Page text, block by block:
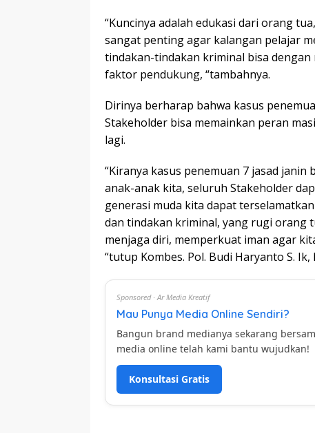
“Kuncinya adalah edukasi dari orang
sangat penting agar kalangan pelajar
tindakan-tindakan kriminal bisa
faktor pendukung, “tambahnya.
Dirinya berharap bahwa kasus
Stakeholder bisa memainkan peran
lagi.
“Kiranya kasus penemuan 7 jasad
anak-anak kita, seluruh Stakeholder
generasi muda kita dapat
dan tindakan kriminal, yang rugi orang
menjaga diri, memperkuat iman agar
“tutup Kombes. Pol. Budi Haryanto S. Ik,
Sponsored · Ar Media Kreatif
Mau Punya Media Online Sendiri?
Bangun brand medianya sekarang
media online telah kami bantu wujudkan!
Konsultasi Gratis